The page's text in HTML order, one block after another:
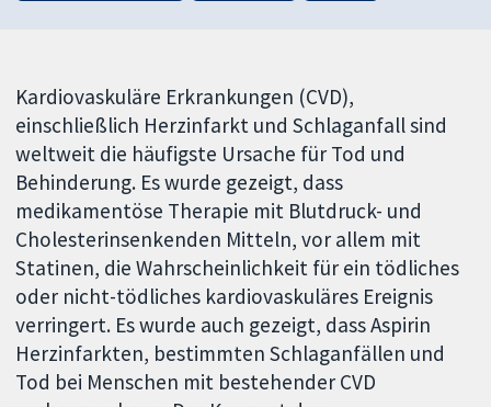
Kardiovaskuläre Erkrankungen (CVD),
einschließlich Herzinfarkt und Schlaganfall sind
weltweit die häufigste Ursache für Tod und
Behinderung. Es wurde gezeigt, dass
medikamentöse Therapie mit Blutdruck- und
Cholesterinsenkenden Mitteln, vor allem mit
Statinen, die Wahrscheinlichkeit für ein tödliches
oder nicht-tödliches kardiovaskuläres Ereignis
verringert. Es wurde auch gezeigt, dass Aspirin
Herzinfarkten, bestimmten Schlaganfällen und
Tod bei Menschen mit bestehender CVD